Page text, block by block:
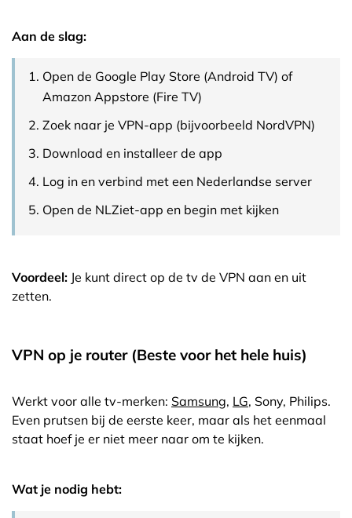
Aan de slag:
Open de Google Play Store (Android TV) of
Amazon Appstore (Fire TV)
Zoek naar je VPN-app (bijvoorbeeld NordVPN)
Download en installeer de app
Log in en verbind met een Nederlandse server
Open de NLZiet-app en begin met kijken
Voordeel: Je kunt direct op de tv de VPN aan en uit
zetten.
VPN op je router (Beste voor het hele huis)
Werkt voor alle tv-merken: Samsung, LG, Sony, Philips.
Even prutsen bij de eerste keer, maar als het eenmaal
staat hoef je er niet meer naar om te kijken.
Wat je nodig hebt: